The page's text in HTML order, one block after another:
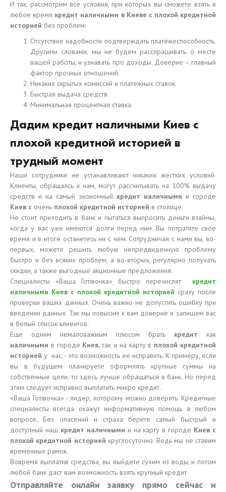
И так, рассмотрим все условия, при которых вы сможете взять в
любое время кредит наличными в Киеве с плохой кредитной
историей без проблем:
Отсутствие надобности подтверждать платёжеспособность.
Другими словами, мы не будем расспрашивать о месте
вашей работы, и узнавать про доходы. Доверие – главный
фактор прочных отношений.
Никаких скрытых комиссий и платежных ставок.
Быстрая выдача средств.
Минимальная процентная ставка.
Дадим кредит наличными Киев с
плохой кредитной историей в
трудный момент
Наши сотрудники не устанавливают никаких жестких условий.
Клиенты, обращаясь к нам, могут рассчитывать на 100% выдачу
средств и на самый экономный кредит наличными в городе
Киев с очень плохой кредитной историей в столице.
Не стоит приходить в банк и пытаться выпросить деньги взаймы,
когда у вас уже имеются долги перед ним. Вы потратите свое
время и в итоге останетесь ни с чем. Сотрудничая с нами вы, во-
первых, можете решить любую непредвиденную проблему
быстро и без всяких проблем, а во-вторых, регулярно получать
скидки, а также выгодные акционные предложения.
Специалисты «Ваша Готівочка» быстро перечислят кредит
наличными Киев с плохой кредитной историей сразу после
проверки ваших данных. Очень важно не допустить ошибку при
введении данных. Так мы повысим к вам доверие и запишем вас
в белый список клиентов.
Еще одним немаловажным плюсом брать кредит как
наличными в городе Киев,так и на картус плохой кредитной
историей у нас, - это возможность ее исправить. К примеру, если
вы в будущем планируете оформлять крупные суммы на
собственные цели, то здесь лучше обращаться в банк. Но перед
этим следует исправно выплатить микро кредит.
«Ваша Готівочка» - лидер, которому можно доверять. Кредитные
специалисты всегда окажут информативную помощь в любом
вопросе. Без опасений и страха берите самый быстрый и
доступный наш кредит наличными и на карту в городе Киев с
плохой кредитной историей круглосуточно. Ведь мы не ставим
временных рамок.
Вовремя выплатив средства, вы выйдете сухим из воды, и потом
любой банк даст вам возможность взять крупный кредит.
Отправляйте онлайн заявку прямо сейчас и